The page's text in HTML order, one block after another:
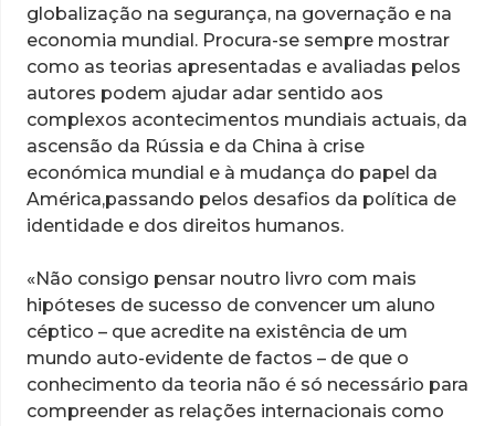
globalização na segurança, na governação e na
economia mundial. Procura-se sempre mostrar
como as teorias apresentadas e avaliadas pelos
autores podem ajudar adar sentido aos
complexos acontecimentos mundiais actuais, da
ascensão da Rússia e da China à crise
económica mundial e à mudança do papel da
América,passando pelos desafios da política de
identidade e dos direitos humanos.
«Não consigo pensar noutro livro com mais
hipóteses de sucesso de convencer um aluno
céptico – que acredite na existência de um
mundo auto-evidente de factos – de que o
conhecimento da teoria não é só necessário para
compreender as relações internacionais como